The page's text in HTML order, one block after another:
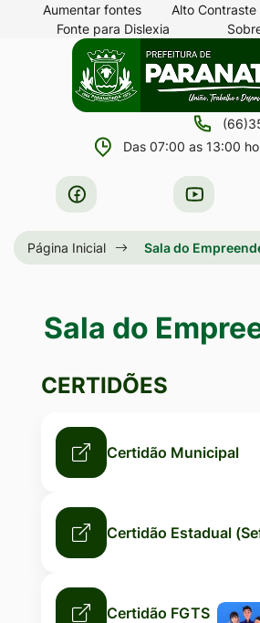
Seção
atalhos
acessibilidade
para
conteúdo
para
menu
[alt+2]
para
[alt+3]
rodapé
[alt+4]
Aumentar fontes Alto Contraste
Fonte para Dislexia
Seção
menu
principal
principal
Das 07:00 as 13:00
Acessar
a
Rede
Acessar
a
Rede
Página Inicial Sala do
Sala do
CERTIDÕES
Certidão Municipal
Certidão Estadual
Certidão FGTS